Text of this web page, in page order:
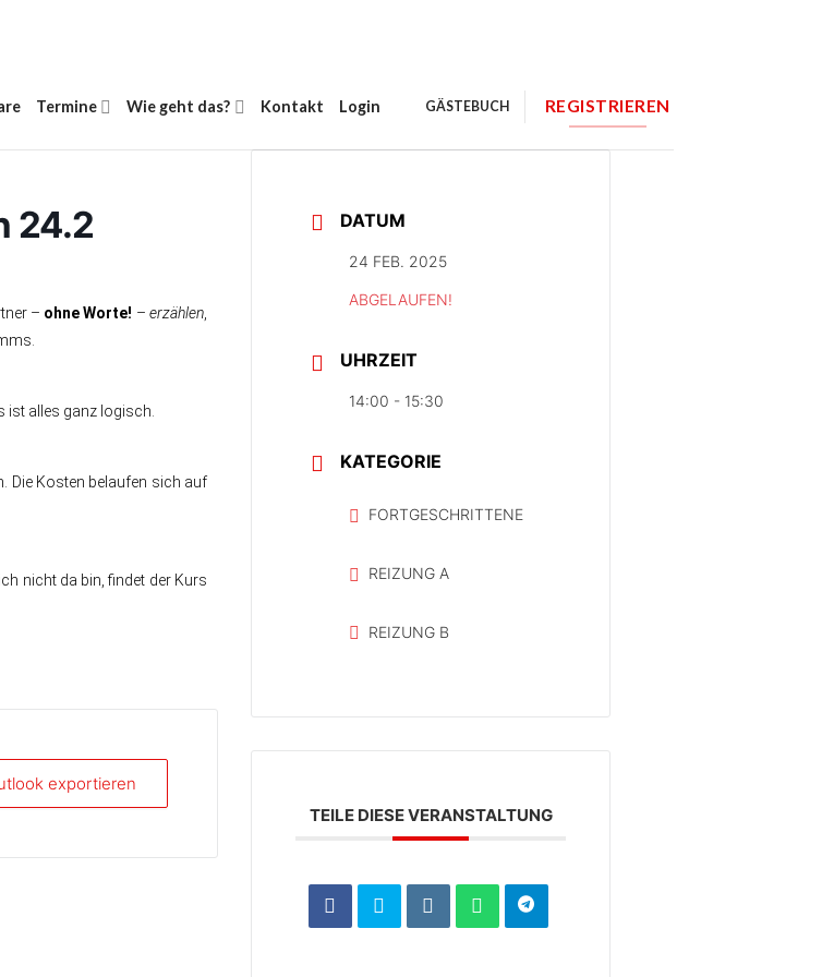
Termine Wie geht das? Kontakt Login GÄSTEBUCH REGISTRIEREN
24.2
– ohne Worte! –erzählen
ist alles ganz logisch.
Die Kosten belaufen sich auf
nicht da bin, findet der Kurs
exportieren
DATUM
24 FEB. 2025
ABGELAUFEN!
UHRZEIT
14:00 - 15:30
KATEGORIE
FORTGESCHRITTENE
REIZUNG A
REIZUNG B
TEILE DIESE VERANSTALTUNG